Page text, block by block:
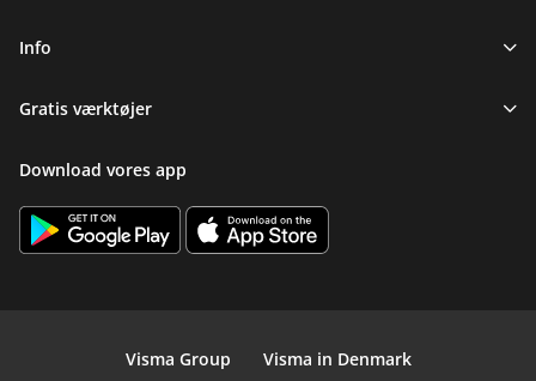
Info
Gratis værktøjer
Download vores app
Visma Group Visma in Denmark